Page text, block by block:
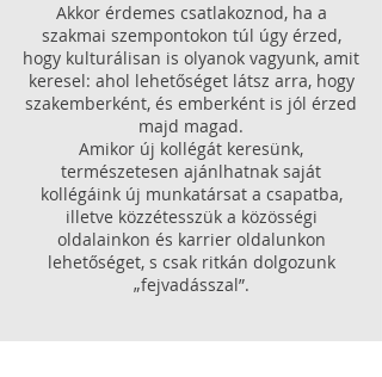
Akkor érdemes csatlakoznod, ha a
szakmai szempontokon túl úgy érzed,
hogy kulturálisan is olyanok vagyunk, amit
keresel: ahol lehetőséget látsz arra, hogy
szakemberként, és emberként is jól érzed
majd magad.
Amikor új kollégát keresünk,
természetesen ajánlhatnak saját
kollégáink új munkatársat a csapatba,
illetve közzétesszük a közösségi
oldalainkon és karrier oldalunkon
lehetőséget, s csak ritkán dolgozunk
„fejvadásszal”.